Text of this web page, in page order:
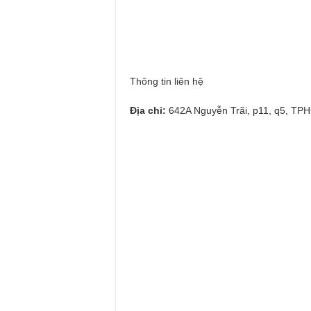
Thông tin liên hệ
Địa chỉ: 642A Nguyễn Trãi, p11, q5,